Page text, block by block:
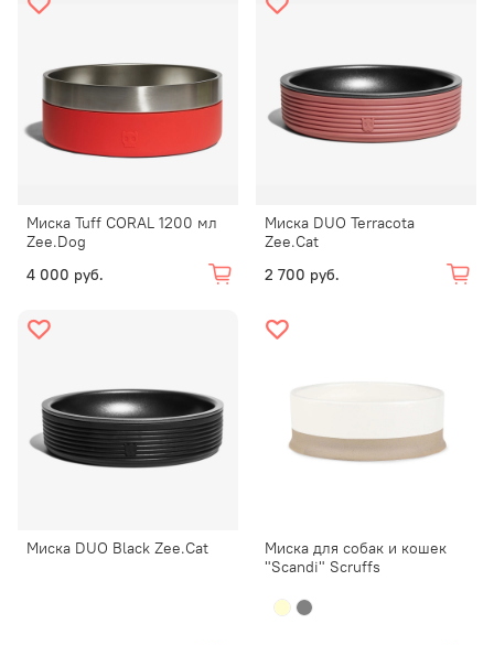
Миска Tuff CORAL 1200 мл
Zee.Dog
4 000 руб.
Миска DUO Terracota
Zee.Cat
2 700 руб.
Миска DUO Black Zee.Cat
Миска для собак и кошек
"Scandi" Scruffs